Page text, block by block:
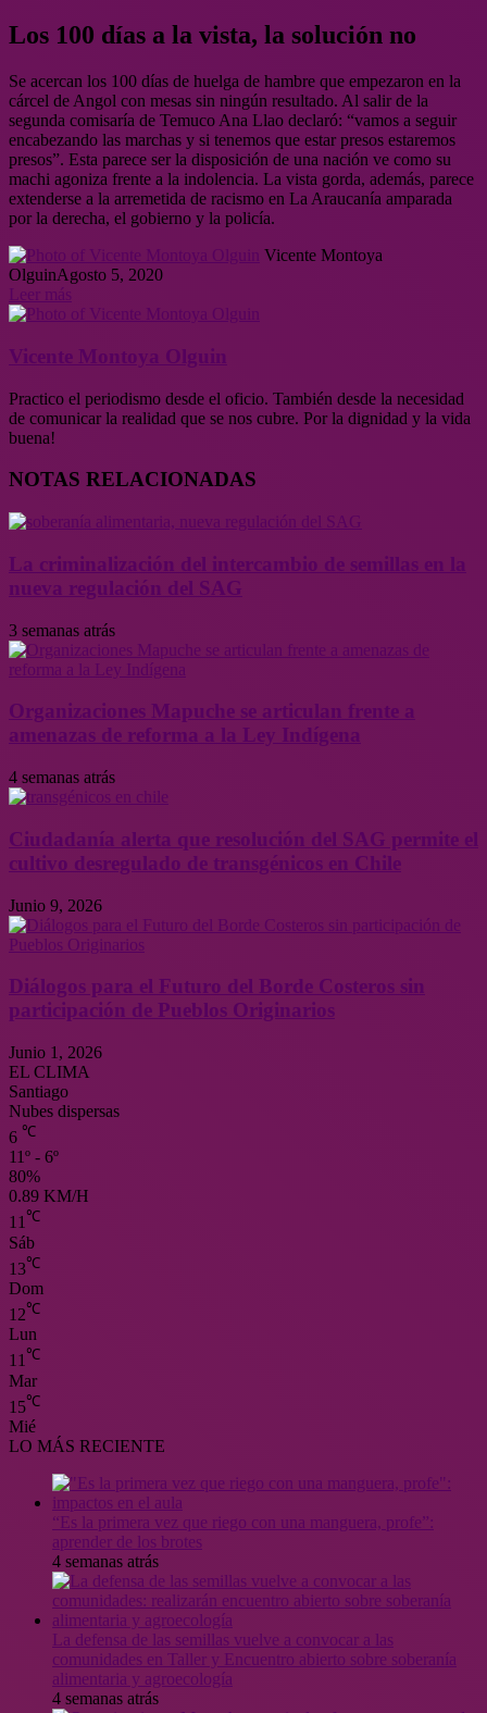
Los 100 días a la vista, la solución no
Se acercan los 100 días de huelga de hambre que empezaron en la
cárcel de Angol con mesas sin ningún resultado. Al salir de la
segunda comisaría de Temuco Ana Llao declaró: “vamos a seguir
encabezando las marchas y si tenemos que estar presos estaremos
presos”. Esta parece ser la disposición de una nación ve como su
machi agoniza frente a la indolencia. La vista gorda, además, parece
extenderse a la arremetida de racismo en La Araucanía amparada
por la derecha, el gobierno y la policía.
Vicente Montoya
OlguinAgosto 5, 2020
Vicente Montoya Olguin
Practico el periodismo desde el oficio. También desde la necesidad
de comunicar la realidad que se nos cubre. Por la dignidad y la vida
buena!
NOTAS RELACIONADAS
La criminalización del intercambio de semillas en la
nueva regulación del SAG
3 semanas atrás
Organizaciones Mapuche se articulan frente a
amenazas de reforma a la Ley Indígena
4 semanas atrás
Ciudadanía alerta que resolución del SAG permite el
cultivo desregulado de transgénicos en Chile
Junio 9, 2026
Diálogos para el Futuro del Borde Costeros sin
participación de Pueblos Originarios
Junio 1, 2026
EL CLIMA
Santiago
Nubes dispersas
6 ℃
11º - 6º
80%
0.89 KM/H
11℃
Sáb
13℃
Dom
12℃
Lun
11℃
Mar
15℃
Mié
LO MÁS RECIENTE
“Es la primera vez que riego con una manguera, profe”:
aprender de los brotes
4 semanas atrás
La defensa de las semillas vuelve a convocar a las
comunidades en Taller y Encuentro abierto sobre soberanía
alimentaria y agroecología
4 semanas atrás